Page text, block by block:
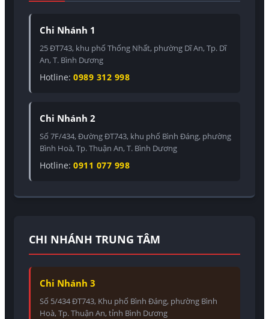
Chi Nhánh 1
25 ĐT743, khu phố Thống Nhất, phường Dĩ An, Tp. Dĩ
An, T. Bình Dương
Hotline: 0989 312 998
Chi Nhánh 2
Số 7F/434, Đường ĐT743, khu phố Bình Đáng, phường
Bình Hoà, Tp. Thuận An, T. Bình Dương
Hotline: 0911 077 998
CHI NHÁNH TRUNG TÂM
Chi Nhánh 3
Số 5/434 ĐT743, Khu phố Bình Đáng, phường Bình
Hoà, Tp. Thuận An, tỉnh Bình Dương